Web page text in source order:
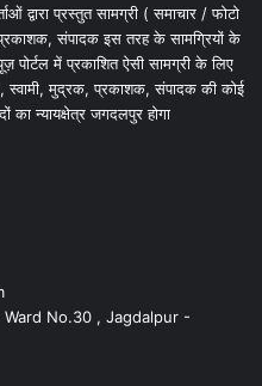
द्वारा प्रस्तुत सामग्री ( समाचार / फोटो
प्रकाशक, संपादक इस तरह के सामग्रियों के
पोर्टल में प्रकाशित ऐसी सामग्री के लिए
स्वामी, मुद्रक, प्रकाशक, संपादक की कोई
का न्यायक्षेत्र जगदलपुर होगा
No.30 , Jagdalpur -